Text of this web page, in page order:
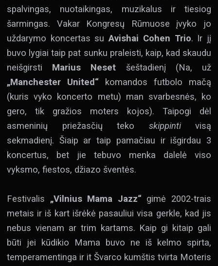
spalvingas, nuotaikingas, muzikalus ir tiesiog
šarmingas. Vakar Kongresų Rūmuose įvyko jo
uždarymo koncertas suAvishai Cohen Trio. Ir jį
buvo lygiai taip pat sunku praleisti, kaip, kad skaudu
neišgirsti Marius Neset šeštadienį (Na, už
„Manchester United“ komandos futbolo mačą
(kuris vyko koncerto metu) man svarbesnės, ko
gero, tik gražios moters kojos). Taipogi dėl
asmeninių priežasčių teko skippintivisą
sekmadienį. Šiaip ar taip pamačiau ir išgirdau 3
koncertus, bet jie tebuvo menka dalelė viso
vyksmo, fiestos, džiazo šventės.
Festivalis „Vilnius Mama Jazz“gimė 2002-trais
metais ir iš kart išrėkė pasauliui visa gerkle, kad jis
nebus vienam ar trim kartams. Kaip gi kitaip gali
būti jei kūdikio Mama buvo ne iš kelmo spirta,
temperamentinga ir it Švarco kumštis tvirta Moteris